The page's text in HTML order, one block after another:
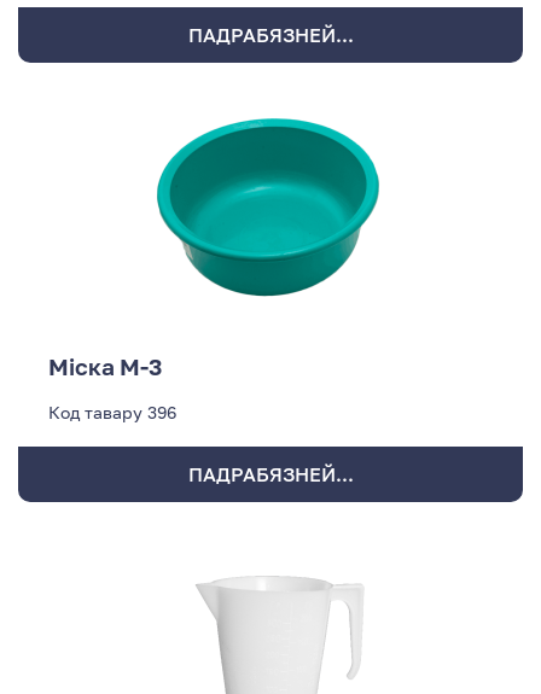
ПАДРАБЯЗНЕЙ...
Міска М-3
Код тавару 396
ПАДРАБЯЗНЕЙ...